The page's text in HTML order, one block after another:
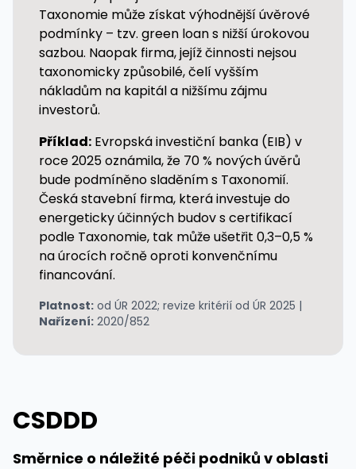
Taxonomie může získat výhodnější úvěrové
podmínky – tzv. green loan s nižší úrokovou
sazbou. Naopak firma, jejíž činnosti nejsou
taxonomicky způsobilé, čelí vyšším
nákladům na kapitál a nižšímu zájmu
investorů.
Příklad: Evropská investiční banka (EIB) v
roce 2025 oznámila, že 70 % nových úvěrů
bude podmíněno sladěním s Taxonomií.
Česká stavební firma, která investuje do
energeticky účinných budov s certifikací
podle Taxonomie, tak může ušetřit 0,3–0,5 %
na úrocích ročně oproti konvenčnímu
financování.
Platnost: od ÚR 2022; revize kritérií od ÚR 2025 |
Nařízení: 2020/852
CSDDD
Směrnice o náležité péči podniků v oblasti